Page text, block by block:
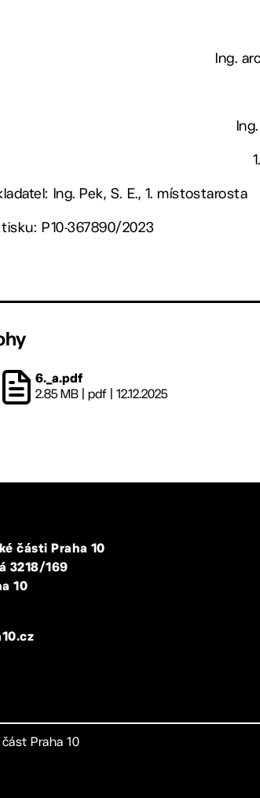
Ing.
Ing. Pek, S. E., 1. místostarosta
P10-367890/2023
6._a.pdf
2.85 MB | pdf | 12.12.2025
části Praha 10
3218/169
10
Praha 10